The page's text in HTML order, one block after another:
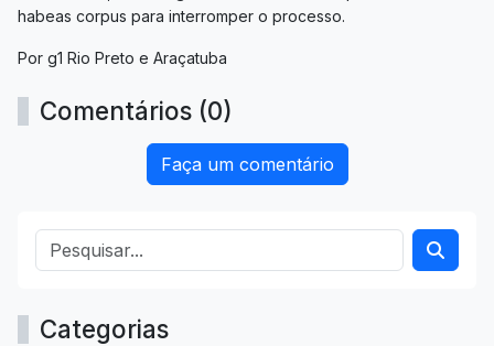
habeas corpus para interromper o processo.
Por g1 Rio Preto e Araçatuba
Comentários (0)
Faça um comentário
Categorias